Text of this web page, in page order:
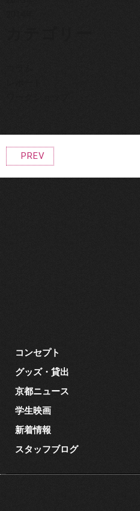
PREV
コンセプト
グッズ・貸出
京都ニュース
学生映画
新着情報
スタッフブログ